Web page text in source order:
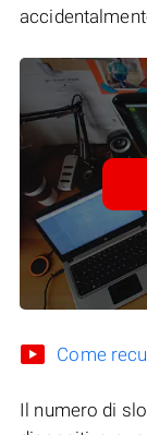
Come
Il numero di